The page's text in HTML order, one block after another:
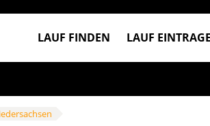
LAUF FINDEN LAUF